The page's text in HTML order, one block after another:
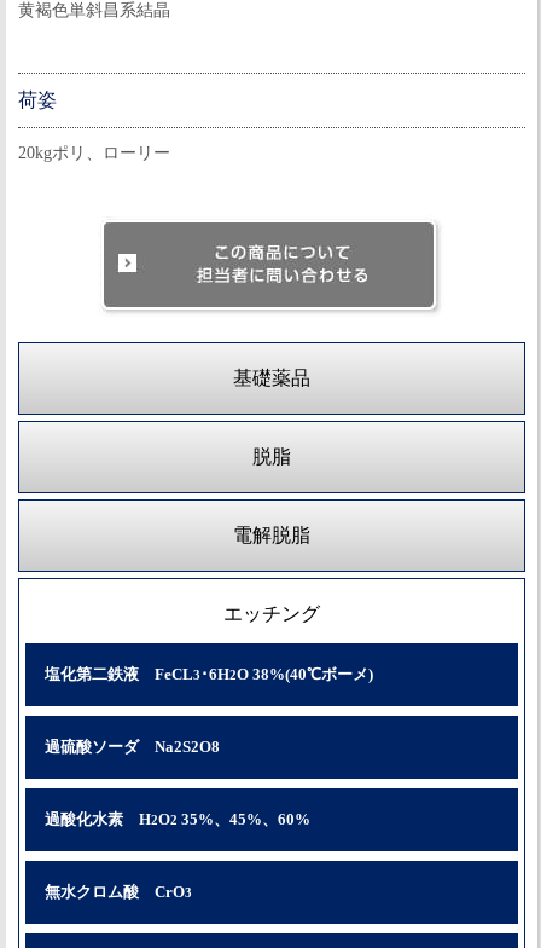
黄褐色単斜昌系結晶
荷姿
20kgポリ、ローリー
基礎薬品
脱脂
電解脱脂
エッチング
塩化第二鉄液 FeCL3 ･6H2O 38%(40℃ボーメ)
過硫酸ソーダ Na2S2O8
過酸化水素 H2O2 35%、45%、60%
無水クロム酸 CrO3